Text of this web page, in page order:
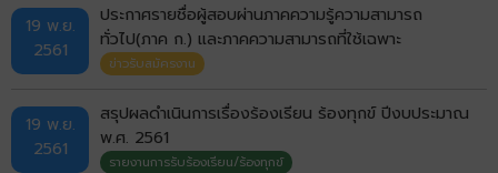
19 พ.ย.
2561
ประกาศรายชื่อผู้สอบผ่านภาคความรู้ความสามารถ
ทั่วไป(ภาค ก.) และภาคความสามารถที่ใช้เฉพาะ
ตำแหน่ง(ภาค ข.) ตำแหน่งผู้ช่วยนายช่างโยธา
ข่าวรับสมัครงาน
19 พ.ย.
2561
สรุปผลดำเนินการเรื่องร้องเรียน ร้องทุกข์ ปีงบประมาณ
พ.ศ. 2561
รายงานการรับร้องเรียน/ร้องทุกข์